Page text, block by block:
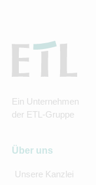
Ein Unternehmen
der ETL-Gruppe
Über uns
Unsere Kanzlei